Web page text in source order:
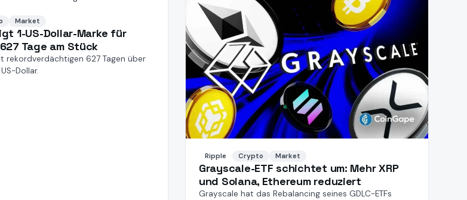
Market
1-US-Dollar-Marke für
Tage am Stück
rekordverdächtigen 627 Tagen über
Dollar.
Ripple Crypto Market
Grayscale-ETF schichtet um: Mehr XRP
und Solana, Ethereum reduziert
Grayscale hat das Rebalancing seines GDLC-ETFs